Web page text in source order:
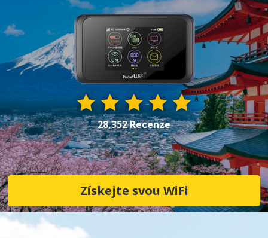
28,352 Recenze
Získejte svou WiFi